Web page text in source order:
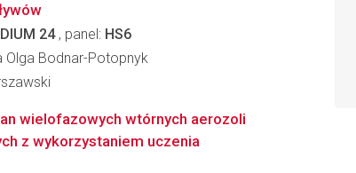
24, panel: HS6
Olga Bodnar-Potopnyk
wielofazowych wtórnych aerozoli
z wykorzystaniem uczenia